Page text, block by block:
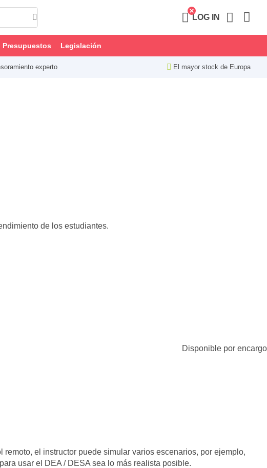
LOG IN
Presupuestos Legislación
experto El mayor stock de Europa
de los estudiantes.
Disponible por encargo
el instructor puede simular varios escenarios, por ejemplo,
usar el DEA / DESA sea lo más realista posible.